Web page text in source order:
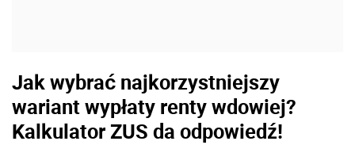
Jak wybrać najkorzystniejszy
wariant wypłaty renty wdowiej?
Kalkulator ZUS da odpowiedź!